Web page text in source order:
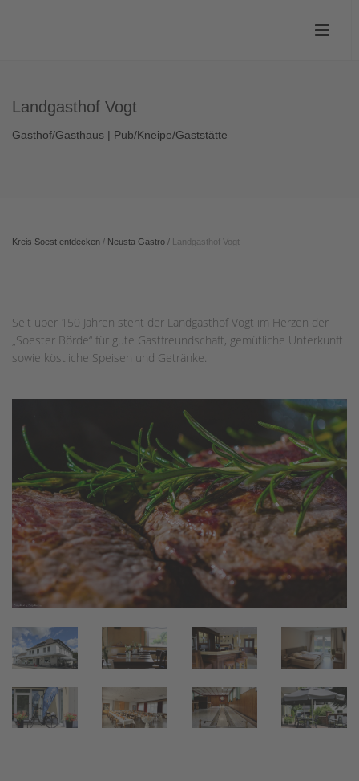
Landgasthof Vogt
Gasthof/Gasthaus | Pub/Kneipe/Gaststätte
Kreis Soest entdecken / Neusta Gastro / Landgasthof Vogt
Seit über 150 Jahren steht der Landgasthof Vogt im Herzen der
„Soester Börde“ für gute Gastfreundschaft, gemütliche Unterkunft
sowie köstliche Speisen und Getränke.